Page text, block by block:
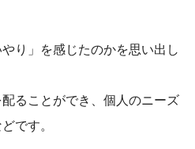
り」を感じたのかを思い出し
ることができ、個人のニーズ
です。